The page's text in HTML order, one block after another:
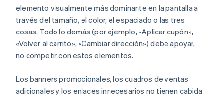
elemento visualmente más dominante en la pantalla a
través del tamaño, el color, el espaciado o las tres
cosas. Todo lo demás (por ejemplo, «Aplicar cupón»,
«Volver al carrito», «Cambiar dirección») debe apoyar,
no competir con estos elementos.
Los banners promocionales, los cuadros de ventas
adicionales y los enlaces innecesarios no tienen cabida